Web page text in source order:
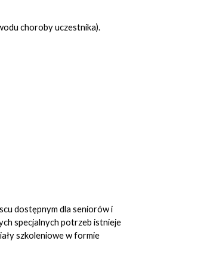
choroby uczestnika).
dostępnym dla seniorów i
specjalnych potrzeb istnieje
szkoleniowe w formie